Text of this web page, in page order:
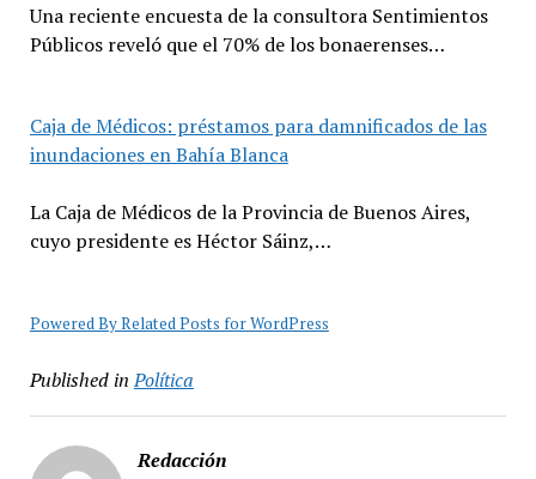
Una reciente encuesta de la consultora Sentimientos
Públicos reveló que el 70% de los bonaerenses…
Caja de Médicos: préstamos para damnificados de las
inundaciones en Bahía Blanca
La Caja de Médicos de la Provincia de Buenos Aires,
cuyo presidente es Héctor Sáinz,…
Powered By Related Posts for WordPress
Published in Política
Redacción